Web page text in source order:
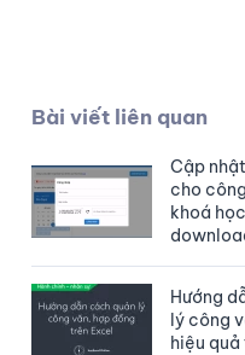
Bài viết liên quan
Cập
cho
khoá
Hướng
lý công
hiệu quả